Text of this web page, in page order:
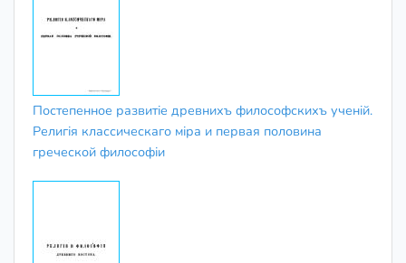
Постепенное развитіе древнихъ философскихъ ученій.
Религія классическаго міра и первая половина
греческой философіи